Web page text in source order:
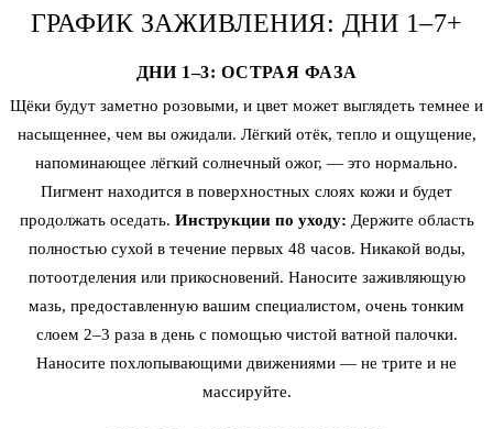
ГРАФИК ЗАЖИВЛЕНИЯ: ДНИ 1–7+
ДНИ 1–3: ОСТРАЯ ФАЗА
Щёки будут заметно розовыми, и цвет может выглядеть темнее и
насыщеннее, чем вы ожидали. Лёгкий отёк, тепло и ощущение,
напоминающее лёгкий солнечный ожог, — это нормально.
Пигмент находится в поверхностных слоях кожи и будет
продолжать оседать. Инструкции по уходу: Держите область
полностью сухой в течение первых 48 часов. Никакой воды,
потоотделения или прикосновений. Наносите заживляющую
мазь, предоставленную вашим специалистом, очень тонким
слоем 2–3 раза в день с помощью чистой ватной палочки.
Наносите похлопывающими движениями — не трите и не
массируйте.